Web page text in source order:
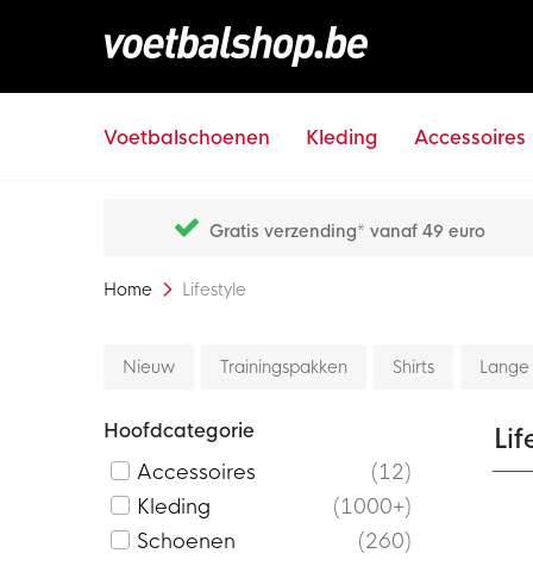
Voetbalschoenen Kleding Accessoires
Gratis verzending* vanaf 49 euro
Home Lifestyle
Nieuw Trainingspakken Shirts
Hoofdcategorie
Accessoires
12
Kleding
1000+
Schoenen
260